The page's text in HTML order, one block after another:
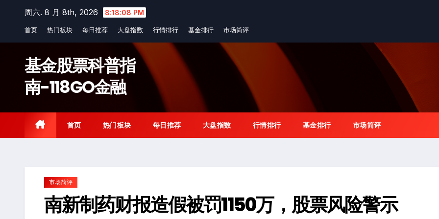
content
周六. 8 月 8th, 2026 8:18:09 PM
首页 热门板块 每日推荐 大盘指数 行情排行 基金排行 市场简评
基金股票科普指
南-118GO金融
首页 热门板块 每日推荐 大盘指数 行情排行 基金排行 市场简评
市场简评
南新制药财报造假被罚1150万，股票风险警示